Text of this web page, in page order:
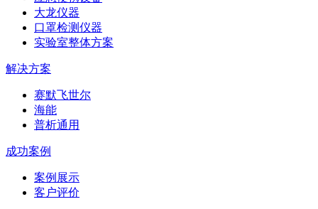
大龙仪器
口罩检测仪器
实验室整体方案
解决方案
赛默飞世尔
海能
普析通用
成功案例
案例展示
客户评价